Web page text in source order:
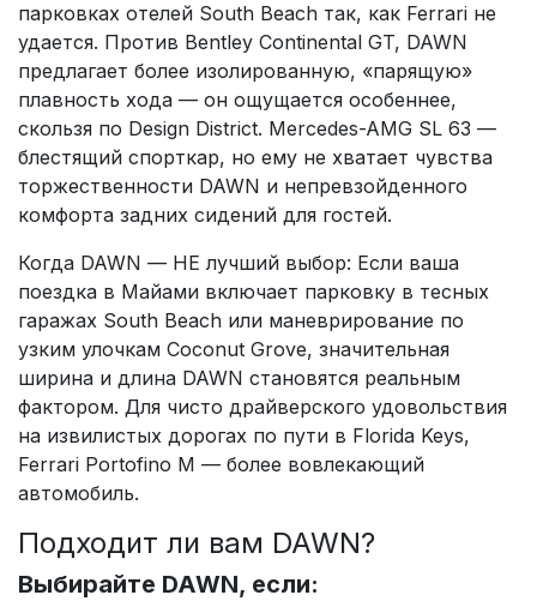
парковках отелей South Beach так, как Ferrari не
удается. Против Bentley Continental GT, DAWN
предлагает более изолированную, «парящую»
плавность хода — он ощущается особеннее,
скользя по Design District. Mercedes-AMG SL 63 —
блестящий спорткар, но ему не хватает чувства
торжественности DAWN и непревзойденного
комфорта задних сидений для гостей.
Когда DAWN — НЕ лучший выбор: Если ваша
поездка в Майами включает парковку в тесных
гаражах South Beach или маневрирование по
узким улочкам Coconut Grove, значительная
ширина и длина DAWN становятся реальным
фактором. Для чисто драйверского удовольствия
на извилистых дорогах по пути в Florida Keys,
Ferrari Portofino M — более вовлекающий
автомобиль.
Подходит ли вам DAWN?
Выбирайте DAWN, если: